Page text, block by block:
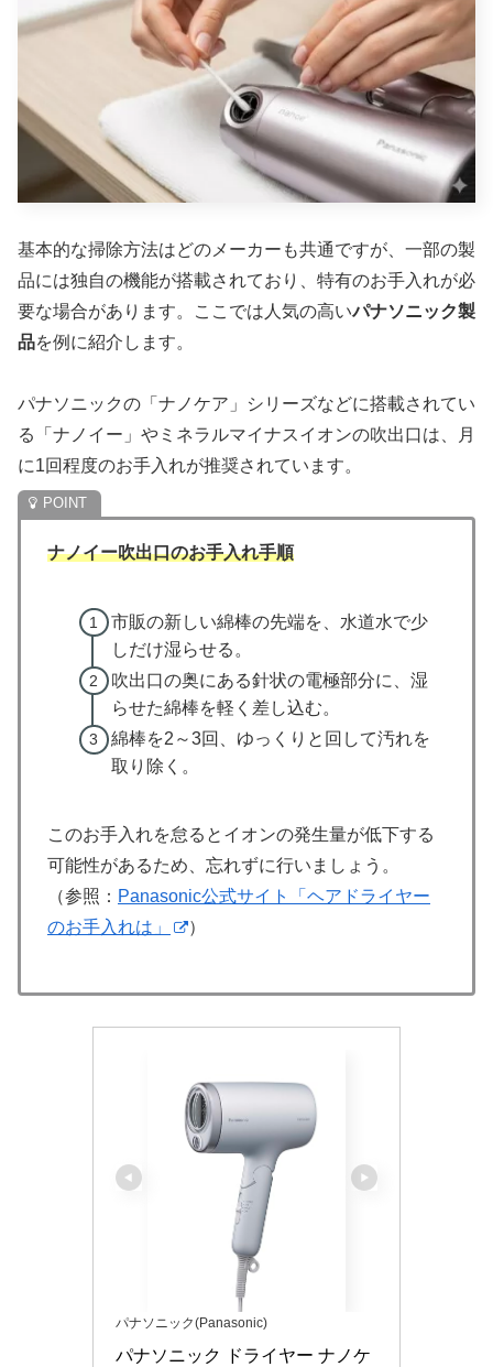
基本的な掃除方法はどのメーカーも共通ですが、一部の製
品には独自の機能が搭載されており、特有のお手入れが必
要な場合があります。ここでは人気の高いパナソニック製
品を例に紹介します。
パナソニックの「ナノケア」シリーズなどに搭載されてい
る「ナノイー」やミネラルマイナスイオンの吹出口は、月
に1回程度のお手入れが推奨されています。
ナノイー吹出口のお手入れ手順
市販の新しい綿棒の先端を、水道水で少
しだけ湿らせる。
吹出口の奥にある針状の電極部分に、湿
らせた綿棒を軽く差し込む。
綿棒を2～3回、ゆっくりと回して汚れを
取り除く。
このお手入れを怠るとイオンの発生量が低下する
可能性があるため、忘れずに行いましょう。
（参照： Panasonic公式サイト「ヘアドライヤー
のお手入れは」
）
パナソニック(Panasonic)
パナソニック ドライヤー ナノケ